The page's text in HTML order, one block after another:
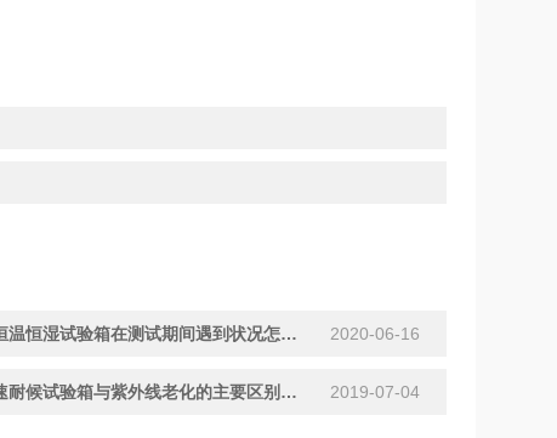
可程式恒温恒湿试验箱在测试期间遇到状况怎样处理 2020-06-16
氙灯加速耐候试验箱与紫外线老化的主要区别在哪里？ 2019-07-04